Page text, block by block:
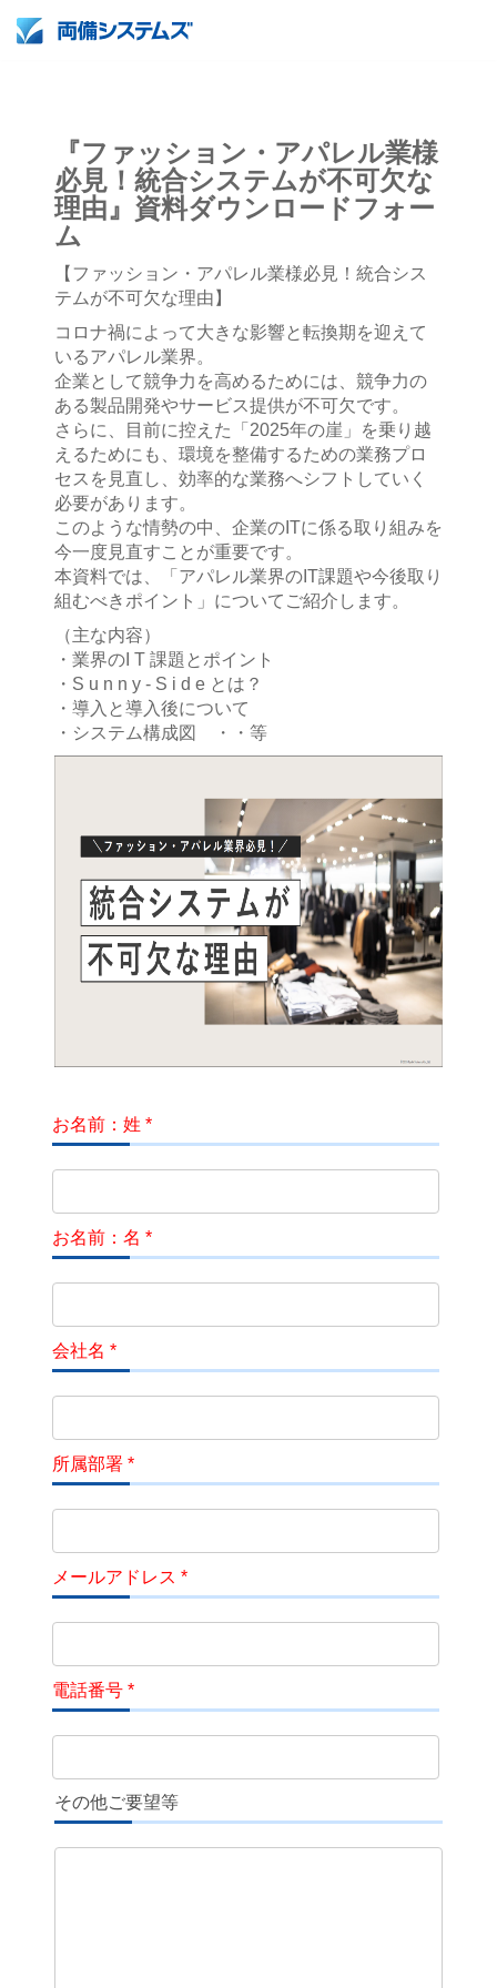
『ファッション・アパレル業様
必見！統合システムが不可欠な
理由』資料ダウンロードフォー
ム
【ファッション・アパレル業様必見！統合シス
テムが不可欠な理由】
コロナ禍によって大きな影響と転換期を迎えて
いるアパレル業界。
企業として競争力を高めるためには、競争力の
ある製品開発やサービス提供が不可欠です。
さらに、目前に控えた「2025年の崖」を乗り越
えるためにも、環境を整備するための業務プロ
セスを見直し、効率的な業務へシフトしていく
必要があります。
このような情勢の中、企業のITに係る取り組みを
今一度見直すことが重要です。
本資料では、「アパレル業界のIT課題や今後取り
組むべきポイント」についてご紹介します。
（主な内容）
・業界のI T 課題とポイント
・S u n n y - S i d e とは？
・導入と導入後について
・システム構成図 ・・等
お名前：姓 *
お名前：名 *
会社名 *
所属部署 *
メールアドレス *
電話番号 *
その他ご要望等